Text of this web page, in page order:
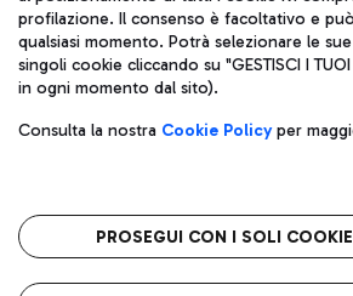
IVA 06572251004
Capitale sociale 62.224.743,00 int. vers.
Sede legale: Via Pier Paolo Racchetti 1 -
telefono +39 06 65951
Privacy policy
Note
L'aeroporto
QUALITÀ SOSTENIBILITÀ
profilazione. Il consenso è facoltativo e
qualsiasi momento. Potrà selezionare le
singoli cookie cliccando su "GESTISCI I
in ogni momento dal sito).
Consulta la nostra Cookie Policyper
PROSEGUI CON I SOLI COOKIE